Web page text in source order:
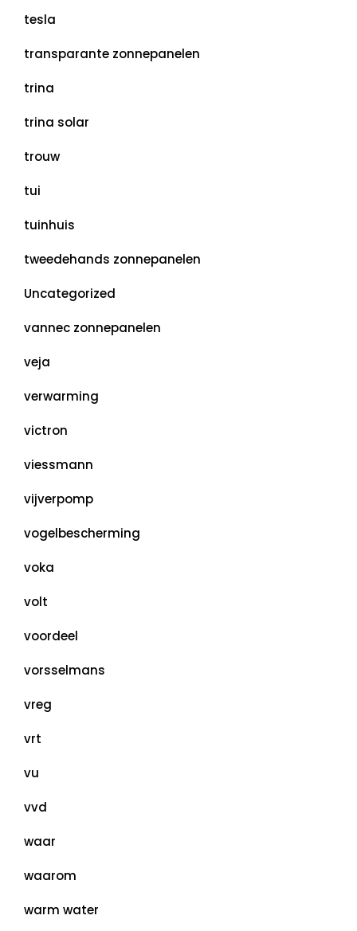
tesla
transparante zonnepanelen
trina
trina solar
trouw
tui
tuinhuis
tweedehands zonnepanelen
Uncategorized
vannec zonnepanelen
veja
verwarming
victron
viessmann
vijverpomp
vogelbescherming
voka
volt
voordeel
vorsselmans
vreg
vrt
vu
vvd
waar
waarom
warm water